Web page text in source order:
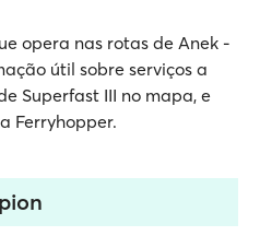
opera nas rotas de Anek -
útil sobre serviços a
Superfast III no mapa, e
Ferryhopper.